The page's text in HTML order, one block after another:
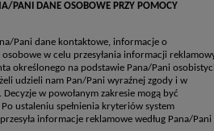
PANI DANE OSOBOWE PRZY POMOCY
Pani dane kontaktowe, informacje o
w celu przesyłania informacji
określonego na podstawie Pana/Pani
udzieli nam Pan/Pani wyraźnej zgody i w
w powołanym zakresie mogą być
ustaleniu spełnienia kryteriów system
informacje reklamowe według Pana/Pani